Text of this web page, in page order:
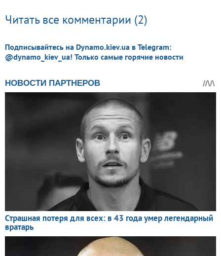
Читать все комментарии (2)
Подписывайтесь на Dynamo.kiev.ua в Telegram:
@dynamo_kiev_ua! Только самые горячие новости